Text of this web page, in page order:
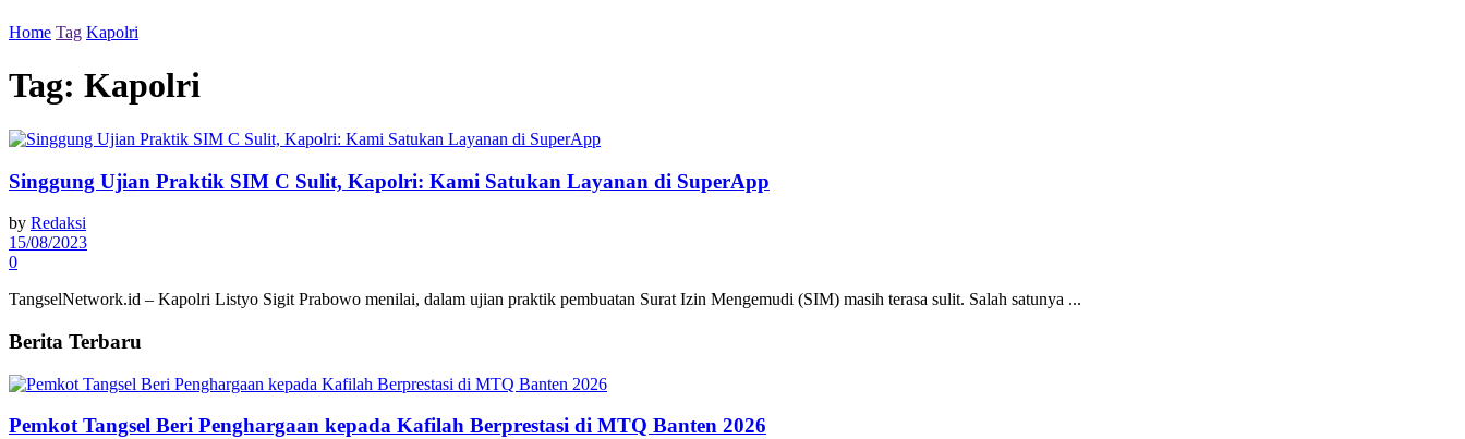
Home Tag Kapolri
Tag: Kapolri
Singgung Ujian Praktik SIM C Sulit, Kapolri: Kami Satukan Layanan di SuperApp
by Redaksi
15/08/2023
0
TangselNetwork.id – Kapolri Listyo Sigit Prabowo menilai, dalam ujian praktik pembuatan Surat Izin Mengemudi (SIM) masih terasa sulit. Salah satunya ...
Berita Terbaru
Pemkot Tangsel Beri Penghargaan kepada Kafilah Berprestasi di MTQ Banten 2026